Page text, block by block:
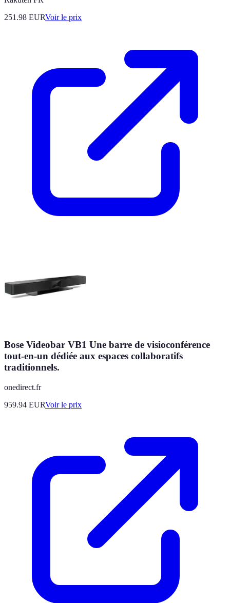
251.98 EURVoir le prix
Bose Videobar VB1 Une barre de visioconférence
tout-en-un dédiée aux espaces collaboratifs
traditionnels.
onedirect.fr
959.94 EURVoir le prix